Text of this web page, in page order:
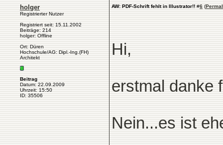
holger
Registrierter Nutzer
Registriert seit: 15.11.2002
Beiträge: 214
holger: Offline
Ort: Düren
Hochschule/AG: Dipl.-Ing.(FH)
Architekt
Beitrag
Datum: 22.09.2009
Uhrzeit: 15:50
ID: 35506
AW: PDF-Schrift fehlt in Illustrator!! #6 (
Hi,
erstmal danke
Nein...es ist